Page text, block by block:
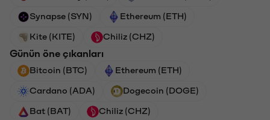
Synapse (SYN) Ethereum (ETH)
Kite (KITE) Chiliz (CHZ)
Günün öne çıkanları
Bitcoin (BTC) Ethereum (ETH)
Cardano (ADA) Dogecoin (DOGE)
Bat (BAT) Chiliz (CHZ)